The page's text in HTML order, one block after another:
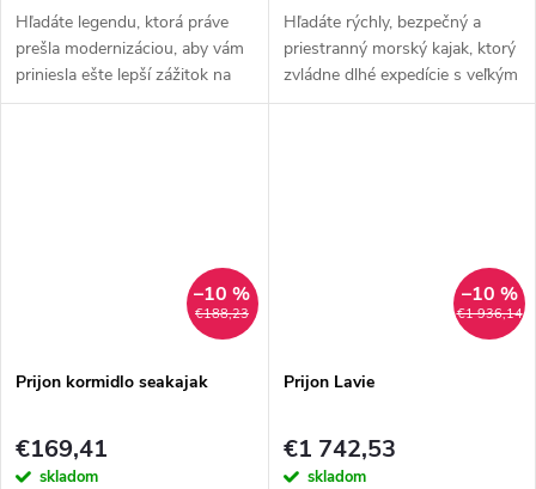
Hľadáte legendu, ktorá práve
prešla modernizáciou, aby vám
priniesla ešte lepší zážitok na
vode? Prijon Excursion Evo je
Hľadáte rýchly, bezpečný a
priestranný morský kajak, ktorý
zvládne dlhé expedície s veľkým
množstvom výstroja? Prijon
€188,23
–10 %
Prijon kormidlo seakajak
€169,41
skladom
€1 936,14
–10 %
Prijon Lavie
€1 742,53
skladom